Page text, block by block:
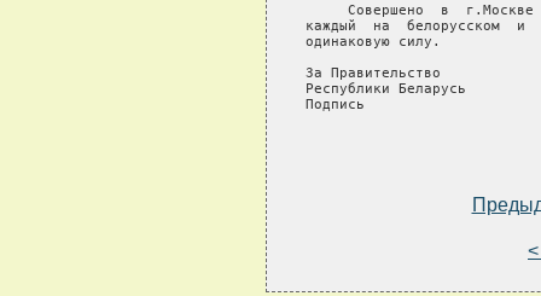
Совершено  в
каждый  на  белорусском  и
одинаковую силу.
За Правительство
Республики Беларусь
Подпись